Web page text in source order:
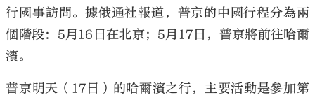
行國事訪問。據俄通社報道，普京的中國行程分為兩
個階段：5月16日在北京；5月17日，普京將前往哈爾
濱。
普京明天（17日）的哈爾濱之行，主要活動是參加第